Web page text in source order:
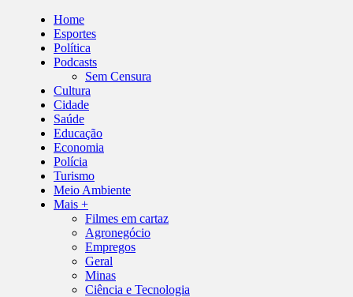
Home
Esportes
Política
Podcasts
Sem Censura
Cultura
Cidade
Saúde
Educação
Economia
Polícia
Turismo
Meio Ambiente
Mais +
Filmes em cartaz
Agronegócio
Empregos
Geral
Minas
Ciência e Tecnologia